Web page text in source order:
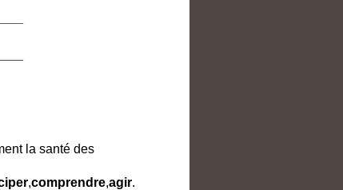
la santé des
,comprendre,agir.